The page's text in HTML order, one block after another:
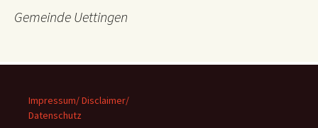
Gemeinde Uettingen
Impressum/ Disclaimer/
Datenschutz